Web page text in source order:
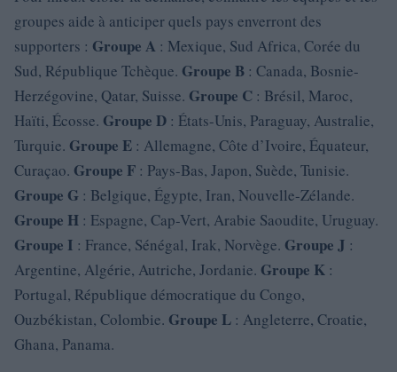
groupes aide à anticiper quels pays enverront des
supporters : Groupe A : Mexique, Sud Africa, Corée du
Sud, République Tchèque. Groupe B : Canada, Bosnie-
Herzégovine, Qatar, Suisse. Groupe C : Brésil, Maroc,
Haïti, Écosse. Groupe D : États-Unis, Paraguay, Australie,
Turquie. Groupe E : Allemagne, Côte d’Ivoire, Équateur,
Curaçao. Groupe F : Pays-Bas, Japon, Suède, Tunisie.
Groupe G : Belgique, Égypte, Iran, Nouvelle-Zélande.
Groupe H : Espagne, Cap-Vert, Arabie Saoudite, Uruguay.
Groupe I : France, Sénégal, Irak, Norvège. Groupe J :
Argentine, Algérie, Autriche, Jordanie. Groupe K :
Portugal, République démocratique du Congo,
Ouzbékistan, Colombie. Groupe L : Angleterre, Croatie,
Ghana, Panama.